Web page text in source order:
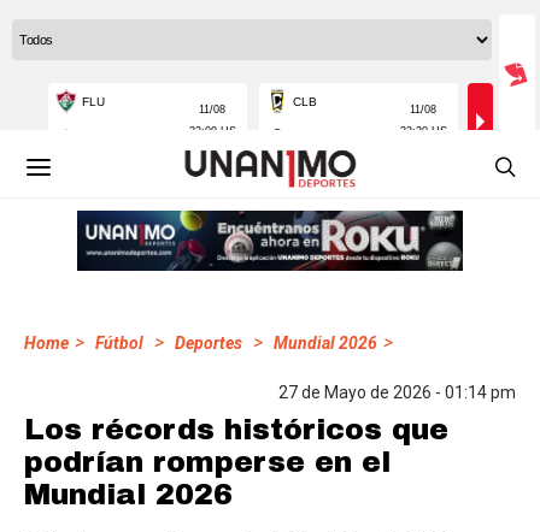
Home > Fútbol > Deportes > Mundial 2026 >
27 de Mayo de 2026 - 01:14 pm
Los récords históricos que
podrían romperse en el
Mundial 2026